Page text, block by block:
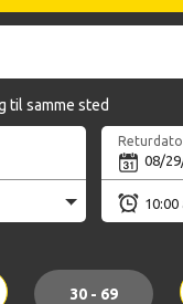
til samme sted
Returdato
30 - 69